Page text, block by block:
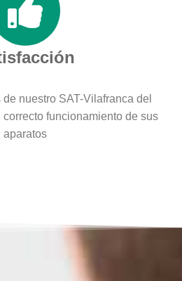
nuestro SAT-Vilafranca del
funcionamiento de sus
aparatos